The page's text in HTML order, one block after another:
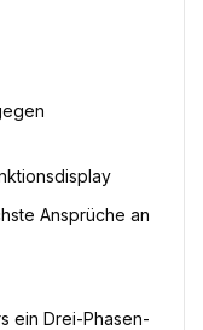
Ansprüche an
ein Drei-Phasen-